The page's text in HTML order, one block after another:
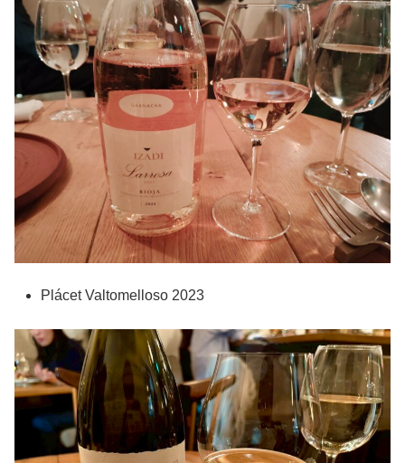
Plácet Valtomelloso 2023